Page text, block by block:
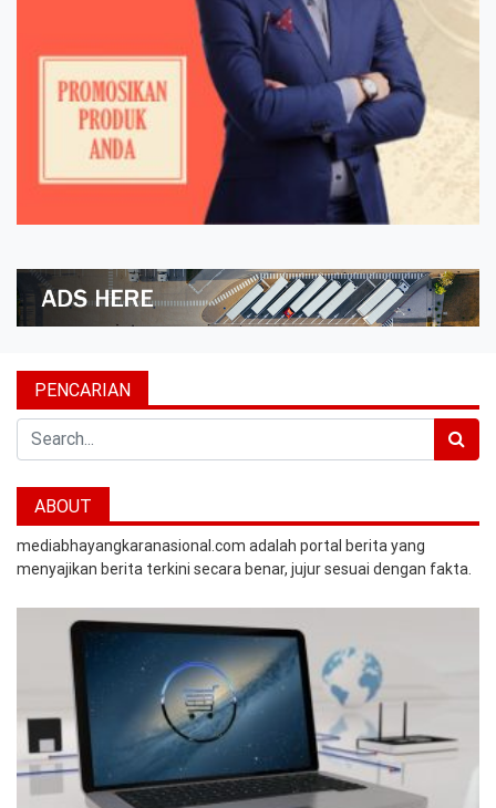
PENCARIAN
Search
ABOUT
mediabhayangkaranasional.com adalah portal berita yang
menyajikan berita terkini secara benar, jujur sesuai dengan fakta.